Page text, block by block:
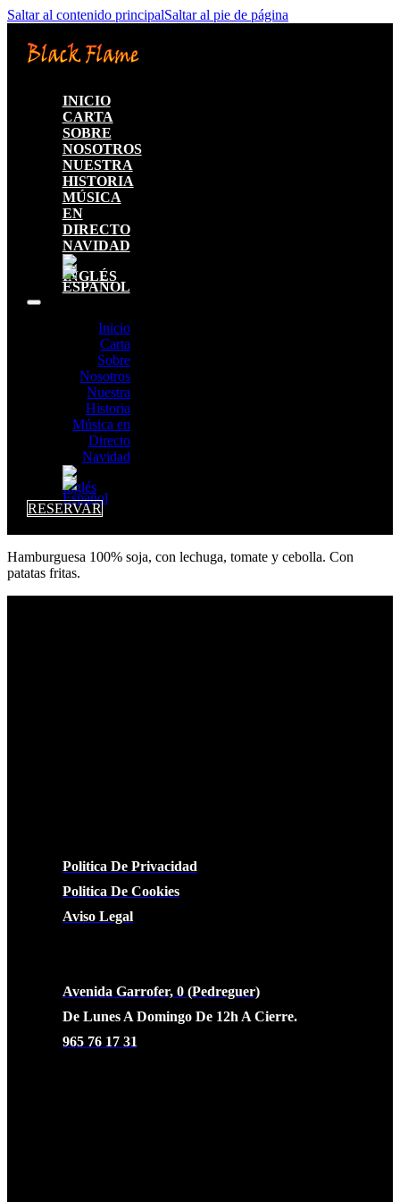
Saltar al contenido principalSaltar al pie de página
INICIO
CARTA
SOBRE
NOSOTROS
NUESTRA
HISTORIA
MÚSICA
EN
DIRECTO
NAVIDAD
Inicio
Carta
Sobre
Nosotros
Nuestra
Historia
Música en
Directo
Navidad
RESERVAR
Hamburguesa 100% soja, con lechuga, tomate y cebolla. Con
patatas fritas.
Politica De Privacidad
Politica De Cookies
Aviso Legal
Avenida Garrofer, 0 (Pedreguer)
De Lunes A Domingo De 12h A Cierre.
965 76 17 31